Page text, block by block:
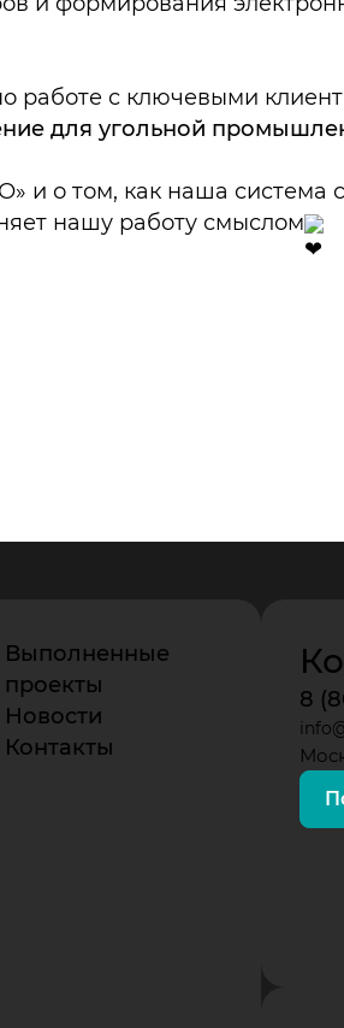
работе с ключевыми
для угольной
и о том, как наша система
нашу работу смыслом
Выполненные
проекты
Новости
Контакты
8